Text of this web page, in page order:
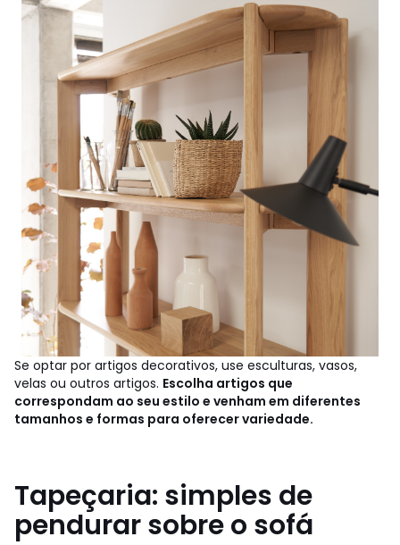
Se optar por artigos decorativos, use esculturas, vasos,
velas ou outros artigos. Escolha artigos que
correspondam ao seu estilo e venham em diferentes
tamanhos e formas para oferecer variedade.
Tapeçaria: simples de
pendurar sobre o sofá